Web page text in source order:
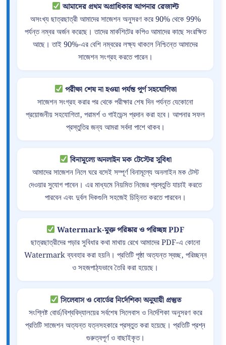
আমাদের প্রথম অগ্রাধিকার আপনার রেজাল্ট
অসংখ্য ছাত্রছাত্রী আমাদের সাজেশন অনুসরণ করে 90% থেকে 99%
পর্যন্ত নম্বর অর্জন করেছে। তাদের মার্কশিটের কপিও আমাদের কাছে সংরক্ষিত
আছে। তাই 90%-এর বেশি নম্বরের লক্ষ্য থাকলে নিশ্চিন্তে আমাদের
সাজেশন সংগ্রহ করতে পারেন।
পরীক্ষা শেষ না হওয়া পর্যন্ত পূর্ণ সহযোগিতা
সাজেশন সংগ্রহ করার পর থেকে পরীক্ষার শেষ দিন পর্যন্ত যেকোনো
প্রয়োজনীয় সহযোগিতা, পরামর্শ ও গাইডেন্স প্রদান করা হবে। আপনার সফল
প্রস্তুতির জন্য আমরা সর্বদা পাশে থাকব।
বিনামূল্যে অনলাইন মক টেস্টের সুবিধা
আমাদের সাজেশন নিলে ঘরে বসেই সম্পূর্ণ বিনামূল্যে অনলাইন মক টেস্ট
দেওয়ার সুযোগ পাবেন। এর মাধ্যমে নিয়মিত নিজের প্রস্তুতি যাচাই করতে
পারবেন এবং দুর্বল দিকগুলি সহজেই চিহ্নিত করতে পারবেন।
Watermark-মুক্ত পরিষ্কার ও পরিচ্ছন্ন PDF
ছাত্রছাত্রীদের পড়ার সুবিধার কথা মাথায় রেখে আমাদের PDF-এ কোনো
Watermark ব্যবহার করা হয়নি। প্রতিটি পৃষ্ঠা অত্যন্ত স্বচ্ছ, পরিচ্ছন্ন
ও সহজপাঠ্যভাবে তৈরি করা হয়েছে।
সিলেবাস ও বোর্ডের নির্দেশিকা অনুযায়ী প্রস্তুত
সংশ্লিষ্ট বোর্ড/বিশ্ববিদ্যালয়ের সর্বশেষ সিলেবাস ও নির্দেশিকা অনুসরণ করে
প্রতিটি সাজেশন অত্যন্ত যত্নসহকারে প্রস্তুত করা হয়েছে। প্রতিটি প্রশ্ন
গুরুত্বপূর্ণ ও বাছাইকৃত।